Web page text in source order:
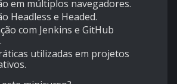
em múltiplos navegadores.
Headless e Headed.
com Jenkins e GitHub
utilizadas em projetos